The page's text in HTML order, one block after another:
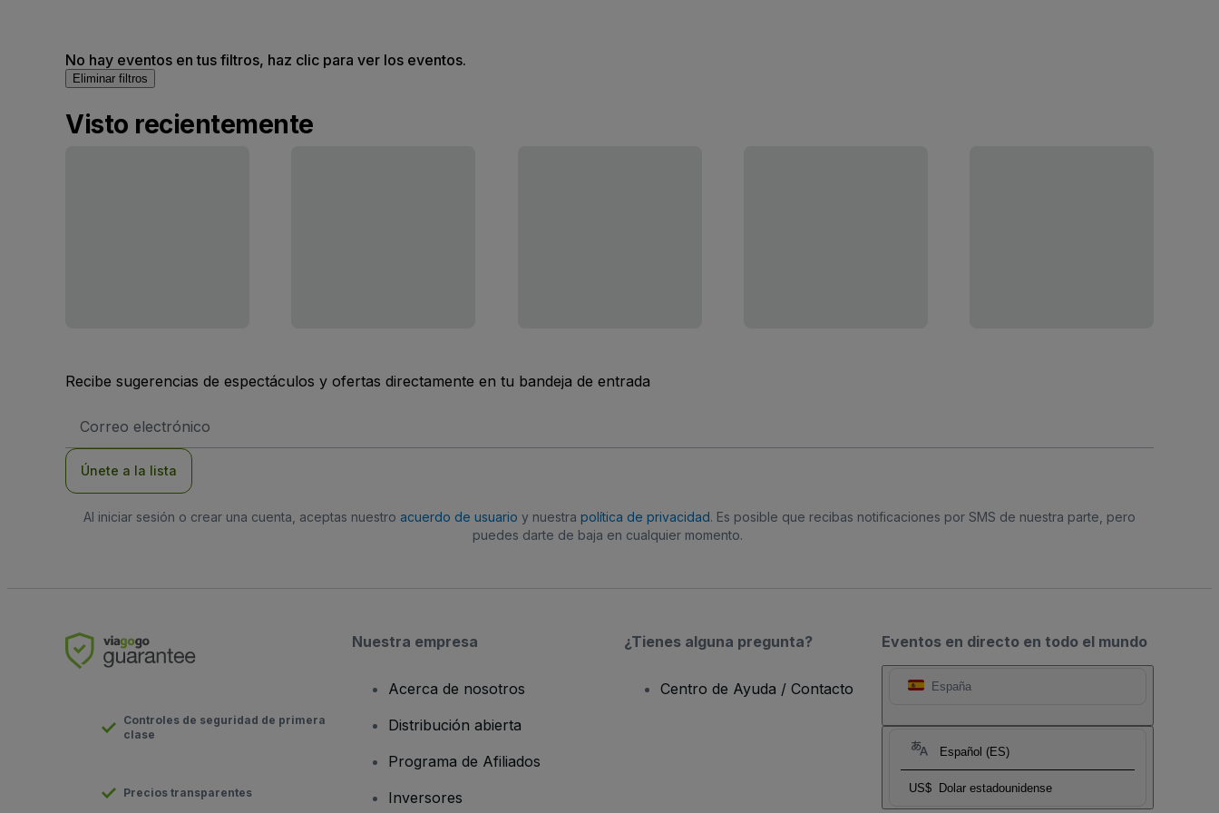
No hay eventos en tus filtros, haz clic para ver los eventos.
Eliminar filtros
Visto recientemente
Recibe sugerencias de espectáculos y ofertas directamente en tu bandeja de entrada
de
Únete a la lista
Al iniciar sesión o crear una cuenta, aceptas nuestro acuerdo de usuario y nuestra política de privacidad. Es posible que recibas notificaciones por SMS de nuestra parte, pero
puedes darte de baja en cualquier momento.
Eventos en directo en todo el mundo
España
Español (ES)
US$ Dolar estadounidense
Controles de seguridad de primera
clase
Precios transparentes
Nuestra empresa
Acerca de nosotros
Distribución abierta
Programa de Afiliados
Inversores
¿Tienes alguna pregunta?
Centro de Ayuda / Contacto